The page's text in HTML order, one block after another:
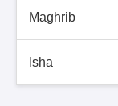
Maghrib
Isha